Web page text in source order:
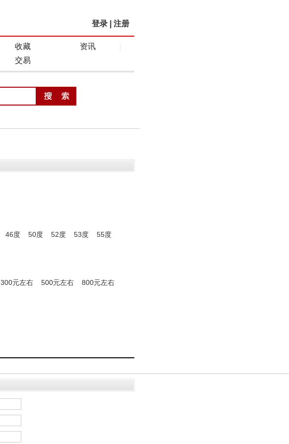
登录 注册
收藏
资讯
交易
46度 50度 52度 53度
55度
300元左右 500元左右
800元左右